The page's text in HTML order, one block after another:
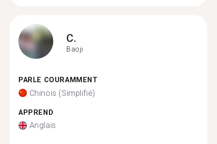
C.
Baoji
PARLE COURAMMENT
Chinois (Simplifié)
APPREND
Anglais